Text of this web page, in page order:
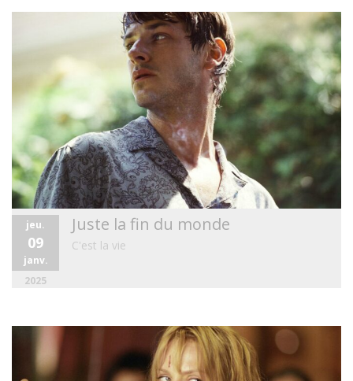
jeu.
09
janv.
2025
Juste la fin du monde
C'est la vie